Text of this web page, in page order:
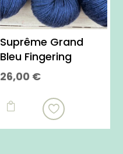
Suprême Grand
Bleu Fingering
26,00 €

produit